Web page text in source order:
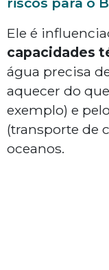
Ele é
capacidades
água precisa
aquecer do
exemplo) e
(transporte de
oceanos.